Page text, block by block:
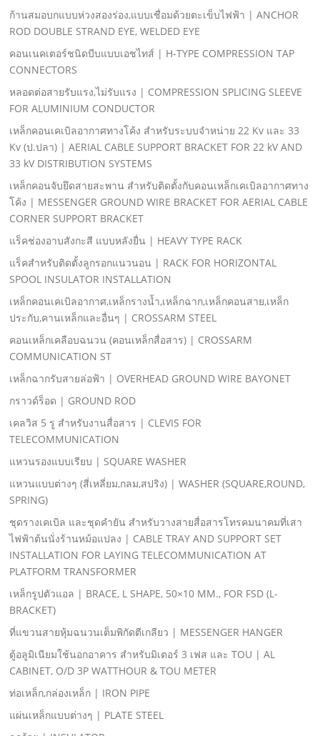
ก้านสมอบกแบบห่วงสองร่อง,แบบเชื่อมด้วยตะเข็บไฟฟ้า | ANCHOR
ROD DOUBLE STRAND EYE, WELDED EYE
คอนเนคเตอร์ชนิดบีบแบบเอชไทส์ | H-TYPE COMPRESSION TAP
CONNECTORS
หลอดต่อสายรับแรง,ไม่รับแรง | COMPRESSION SPLICING SLEEVE
FOR ALUMINIUM CONDUCTOR
เหล็กคอนเคเบิลอากาศทางโค้ง สําหรับระบบจําหน่าย 22 Kv และ 33
Kv (ป.ปลา) | AERIAL CABLE SUPPORT BRACKET FOR 22 kV AND
33 kV DISTRIBUTION SYSTEMS
เหล็กคอนจับยึดสายสะพาน สําหรับติดตั้งกับคอนเหล็กเคเบิลอากาศทาง
โค้ง | MESSENGER GROUND WIRE BRACKET FOR AERIAL CABLE
CORNER SUPPORT BRACKET
แร็คช่องอาบสังกะสี แบบหลังยื่น | HEAVY TYPE RACK
แร็คสําหรับติดตั้งลูกรอกแนวนอน | RACK FOR HORIZONTAL
SPOOL INSULATOR INSTALLATION
เหล็กคอนเคเบิลอากาศ,เหล็กรางนํ้า,เหล็กฉาก,เหล็กคอนสาย,เหล็ก
ประกับ,คานเหล็กและอื่นๆ | CROSSARM STEEL
คอนเหล็กเคลือบฉนวน (คอนเหล็กสื่อสาร) | CROSSARM
COMMUNICATION ST
เหล็กฉากรับสายล่อฟ้า | OVERHEAD GROUND WIRE BAYONET
กราวด์ร็อด | GROUND ROD
เคลวิส 5 รู สําหรับงานสื่อสาร | CLEVIS FOR
TELECOMMUNICATION
แหวนรองแบบเรียบ | SQUARE WASHER
แหวนแบบต่างๆ (สี่เหลี่ยม,กลม,สปริง) | WASHER (SQUARE,ROUND,
SPRING)
ชุดรางเคเบิล และชุดคํายัน สําหรับวางสายสื่อสารโทรคมนาคมที่เสา
ไฟฟ้าต้นนั่งร้านหม้อแปลง | CABLE TRAY AND SUPPORT SET
INSTALLATION FOR LAYING TELECOMMUNICATION AT
PLATFORM TRANSFORMER
เหล็กรูปตัวแอล | BRACE, L SHAPE, 50×10 MM., FOR FSD (L-
BRACKET)
ที่แขวนสายหุ้มฉนวนเต็มพิกัดตีเกลียว | MESSENGER HANGER
ตู้อลูมิเนียมใช้นอกอาคาร สําหรับมิเตอร์ 3 เฟส และ TOU | AL
CABINET, O/D 3P WATTHOUR & TOU METER
ท่อเหล็ก,กล่องเหล็ก | IRON PIPE
แผ่นเหล็กแบบต่างๆ | PLATE STEEL